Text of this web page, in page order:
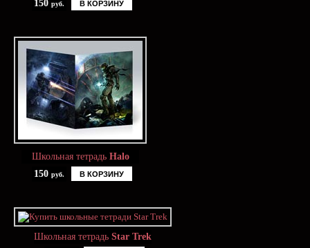
150 руб. В КОРЗИНУ
Школьная тетрадь Halo
150 руб. В КОРЗИНУ
Школьная тетрадь Star Trek